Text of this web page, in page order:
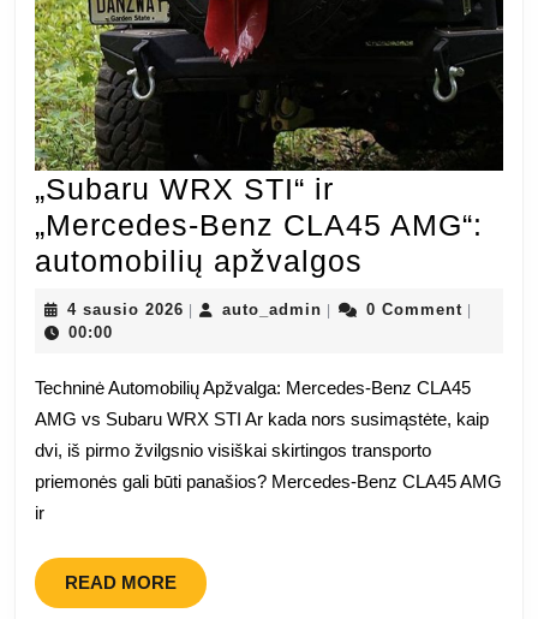
„Subaru WRX STI“ ir
„Mercedes-Benz CLA45 AMG“:
automobilių apžvalgos
WRX
„Mercedes-
Benz
CLA45
4 sausio 2026 4| auto_admin auto_admin
| 0 Comment |
00:00
Techninė Automobilių Apžvalga: Mercedes-Benz CLA45
AMG vs Subaru WRX STI Ar kada nors susimąstėte, kaip
dvi, iš pirmo žvilgsnio visiškai skirtingos transporto
priemonės gali būti panašios? Mercedes-Benz CLA45 AMG
ir
READ MOREREAD
MORE